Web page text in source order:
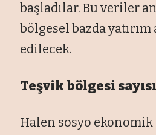
başladılar. Bu veriler
bölgesel bazda
edilecek.
Teşvik bölgesi
Halen sosyo